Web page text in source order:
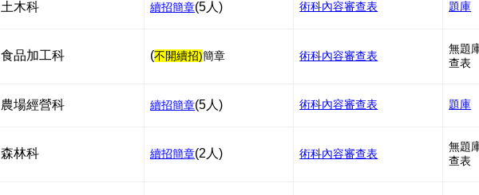
土木科 續招簡章(5人) 術科內容審查表 題庫
食品加工科 (不開續招)簡章 術科內容審查表
無題
查表
農場經營科 續招簡章(5人) 術科內容審查表 題庫
森林科 續招簡章(2人) 術科內容審查表
無題
查表